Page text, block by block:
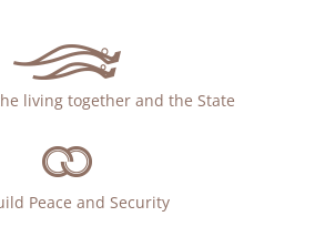
living together and the State
Peace and Security